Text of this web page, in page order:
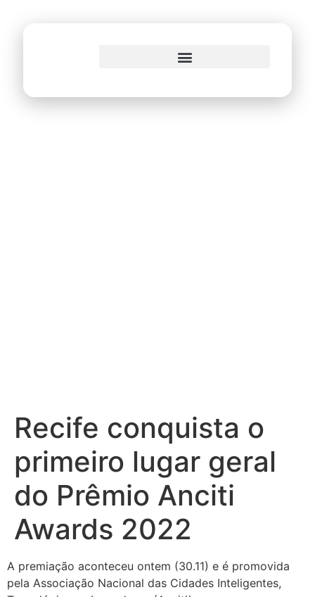
Recife conquista o
primeiro lugar geral
do Prêmio Anciti
Awards 2022
A premiação aconteceu ontem (30.11) e é promovida
pela Associação Nacional das Cidades Inteligentes,